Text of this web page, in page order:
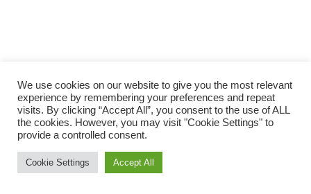
We use cookies on our website to give you the most relevant
experience by remembering your preferences and repeat
visits. By clicking “Accept All”, you consent to the use of ALL
the cookies. However, you may visit "Cookie Settings" to
provide a controlled consent.
Cookie Settings Accept All